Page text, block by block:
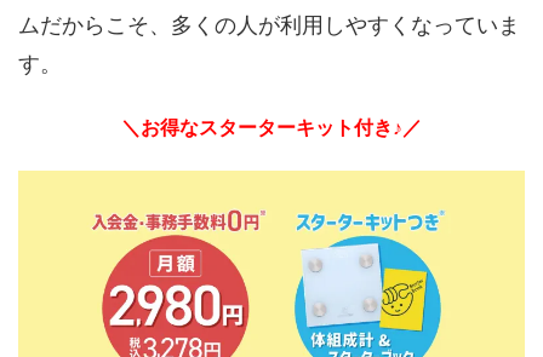
ムだからこそ、多くの人が利用しやすくなっていま
す。
＼お得なスターターキット付き♪／